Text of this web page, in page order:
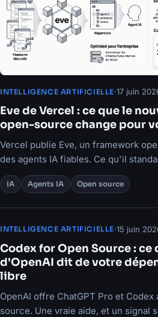
INTELLIGENCE ARTIFICIELLE·17 juin
Eve de Vercel : ce que le
open-source change pour
Vercel publie Eve, un framework
des agents IA fiables. Ce qu'il
pas pour votre organisation.
IA Agents IA Open source
INTELLIGENCE ARTIFICIELLE·15 juin
Codex for Open Source :
d'OpenAI dit de votre
libre
OpenAI offre ChatGPT Pro et
source. Une vraie aide, et un signal